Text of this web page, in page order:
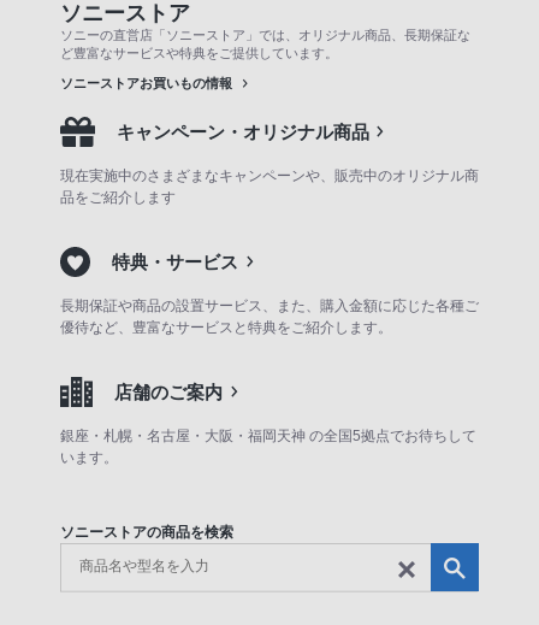
ソニーストア
ソニーの直営店「ソニーストア」では、オリジナル商品、長期保証な
ど豊富なサービスや特典をご提供しています。
ソニーストアお買いもの情報
キャンペーン・オリジナル商品
現在実施中のさまざまなキャンペーンや、販売中のオリジナル商
品をご紹介します
特典・サービス
長期保証や商品の設置サービス、また、購入金額に応じた各種ご
優待など、豊富なサービスと特典をご紹介します。
店舗のご案内
銀座・札幌・名古屋・大阪・福岡天神 の全国5拠点でお待ちして
います。
ソニーストアの商品を検索